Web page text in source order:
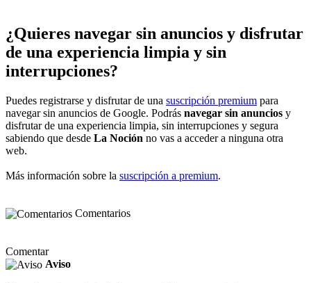
¿Quieres navegar sin anuncios y disfrutar
de una experiencia limpia y sin
interrupciones?
Puedes registrarse y disfrutar de una suscripción premium para
navegar sin anuncios de Google. Podrás navegar sin anuncios y
disfrutar de una experiencia limpia, sin interrupciones y segura
sabiendo que desde La Noción no vas a acceder a ninguna otra
web.
Más información sobre la suscripción a premium.
Comentarios
Comentar
Aviso